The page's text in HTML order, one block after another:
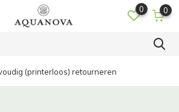
0 0
(printerloos) retourneren